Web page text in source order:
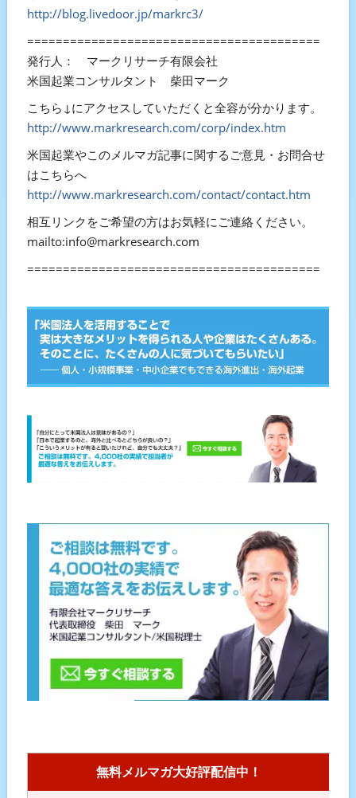
http://blog.livedoor.jp/markrc3/
=========================================
発行人： マークリサーチ有限会社
米国起業コンサルタント 柴田マーク
こちら↓にアクセスしていただくと全容が分かります。
http://www.markresearch.com/corp/index.htm
米国起業やこのメルマガ記事に関するご意見・お問合せ
はこちらへ
http://www.markresearch.com/contact/contact.htm
相互リンクをご希望の方はお気軽にご連絡ください。
mailto:info@markresearch.com
=========================================
無料メルマガ大好評配信中！